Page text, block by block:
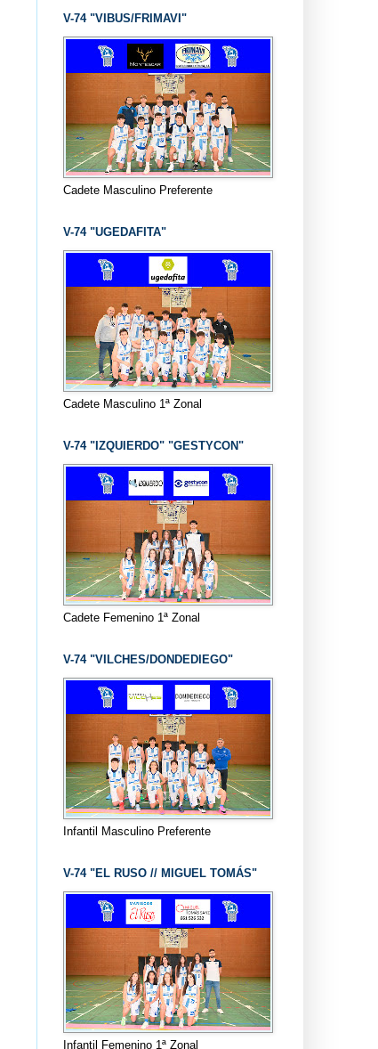
V-74 "VIBUS/FRIMAVI"
Cadete Masculino Preferente
V-74 "UGEDAFITA"
Cadete Masculino 1ª Zonal
V-74 "IZQUIERDO" "GESTYCON"
Cadete Femenino 1ª Zonal
V-74 "VILCHES/DONDEDIEGO"
Infantil Masculino Preferente
V-74 "EL RUSO // MIGUEL TOMÁS"
Infantil Femenino 1ª Zonal